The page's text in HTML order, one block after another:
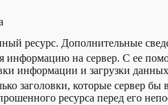
ресурс. Дополнительные
информацию на сервер. С ее
информации и загрузки
заголовки, которые сервер
ресурса перед его